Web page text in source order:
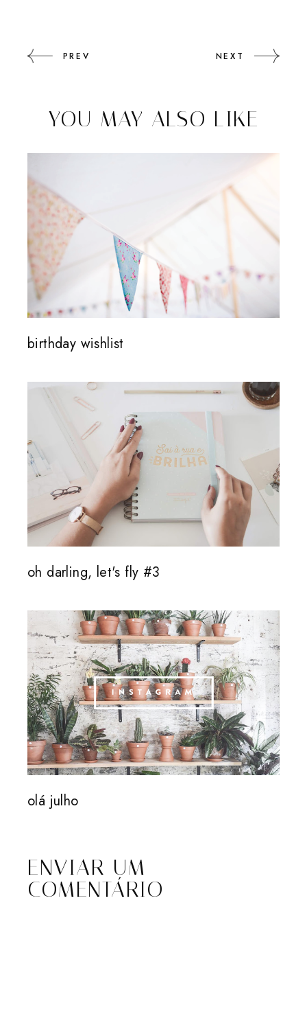
PREV NEXT
YOU MAY ALSO LIKE
birthday wishlist
oh darling, let's fly #3
olá julho
ENVIAR UM
COMENTÁRIO